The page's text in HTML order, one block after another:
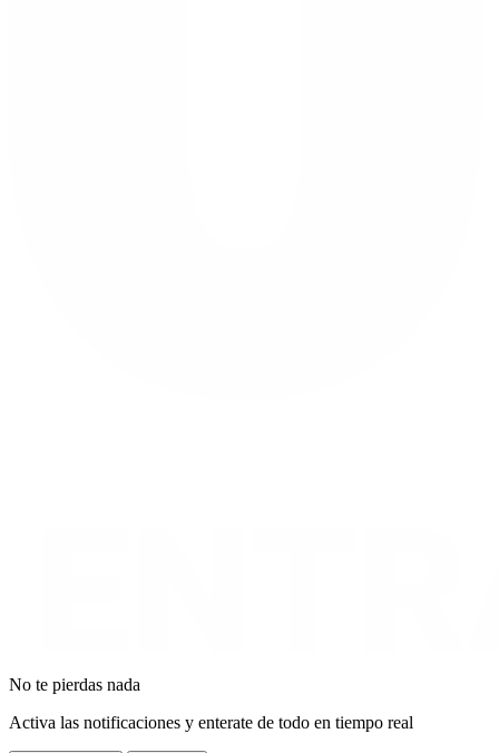
No te pierdas nada
Activa las notificaciones y enterate de todo en tiempo real